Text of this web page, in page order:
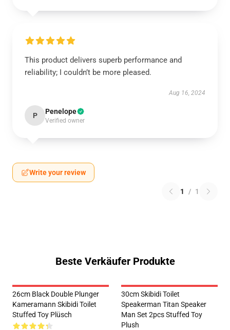
This product delivers superb performance and
reliability; I couldn’t be more pleased.
Aug 16, 2024
P Penelope
Verified owner
Write your review
1 / 1
Beste Verkäufer Produkte
26cm Black Double Plunger
Kameramann Skibidi Toilet
Stuffed Toy Plüsch
30cm Skibidi Toilet
Speakerman Titan Speaker
Man Set 2pcs Stuffed Toy
Plush